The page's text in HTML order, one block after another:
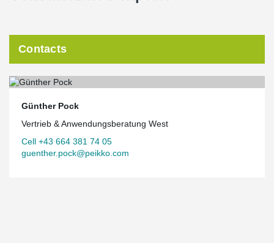
Contacts
Günther Pock
Vertrieb & Anwendungsberatung West
Cell +43 664 381 74 05
guenther.pock@peikko.com